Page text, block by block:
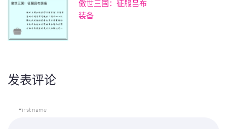
傲世三国：征服吕布
装备
发表评论
First name